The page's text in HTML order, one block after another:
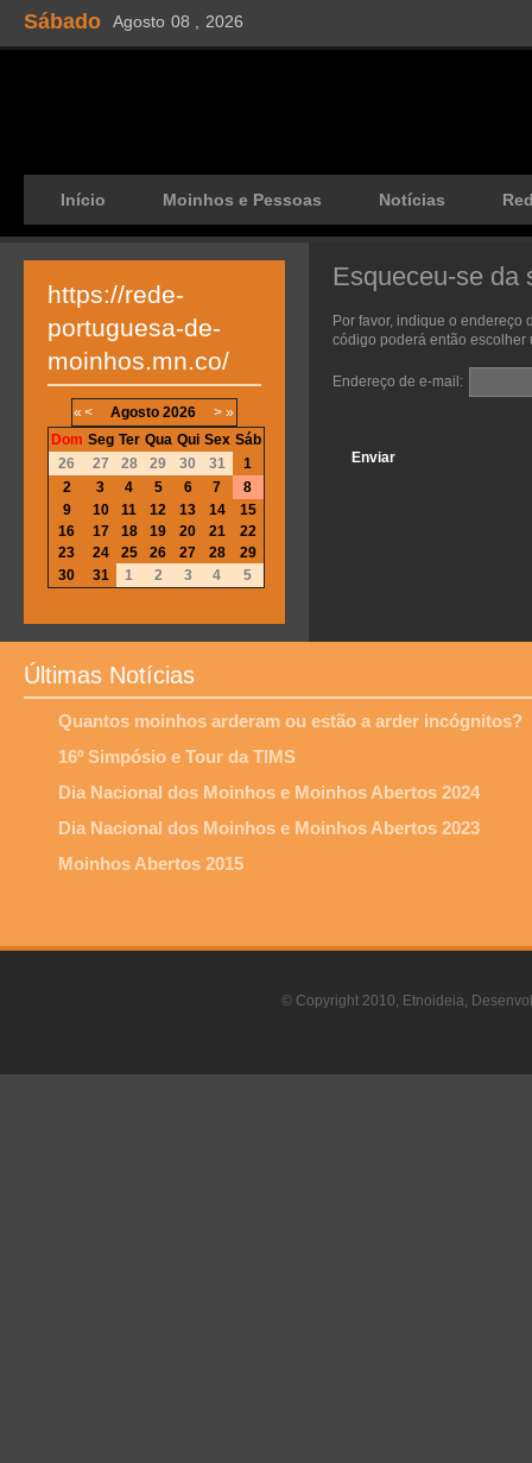
Sábado Agosto 08 , 2026
Início Moinhos e Pessoas Notícias
Esqueceu-se da
Por favor, indique o endereço
código poderá então escolher
Endereço de e-mail:
https://rede-
portuguesa-de-
moinhos.mn.co/
« < Agosto 2026 > »
Dom Seg Ter Qua Qui Sex Sáb
26
27 28 29 30 31
1
2
3 4 5 6 7
8
9
10 11 12 13 14
15
16
17 18 19 20 21
22
23
24 25 26 27 28
29
30
31 1 2 3 4 5
Últimas Notícias
Quantos moinhos arderam ou estão a arder incógnitos?
16º Simpósio e Tour da TIMS
Dia Nacional dos Moinhos e Moinhos Abertos 2024
Dia Nacional dos Moinhos e Moinhos Abertos 2023
Moinhos Abertos 2015
© Copyright 2010, Etnoideia,